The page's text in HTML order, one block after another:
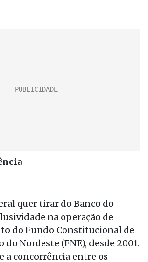
quer tirar do Banco do
na operação de
do Fundo Constitucional de
Nordeste (FNE), desde 2001.
a concorrência entre os